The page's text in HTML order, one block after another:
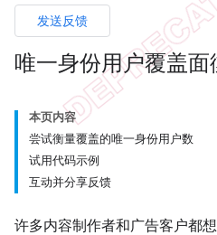
发送反馈
唯一身份用户覆盖面
本页内容
尝试衡量覆盖的唯一身份用户数
试用代码示例
互动并分享反馈
许多内容制作者和广告客户都